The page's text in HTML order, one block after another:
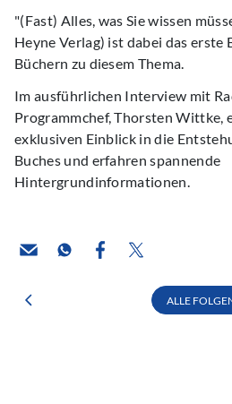
"(Fast) Alles, was Sie wissen
Heyne Verlag) ist dabei das erste
Büchern zu diesem Thema.
Im ausführlichen Interview mit
Programmchef, Thorsten Wittke,
exklusiven Einblick in die
Buches und erfahren spannende
Hintergrundinformationen.
ALLE